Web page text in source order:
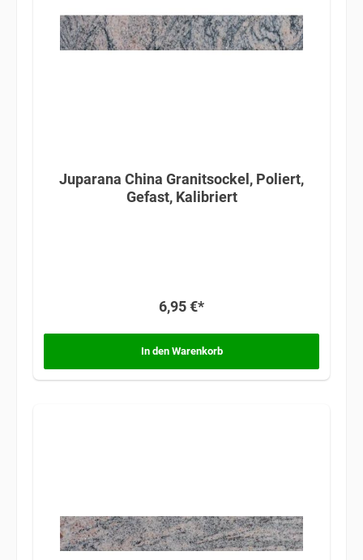
Juparana China Granitsockel, Poliert,
Gefast, Kalibriert
6,95 €*
In den Warenkorb